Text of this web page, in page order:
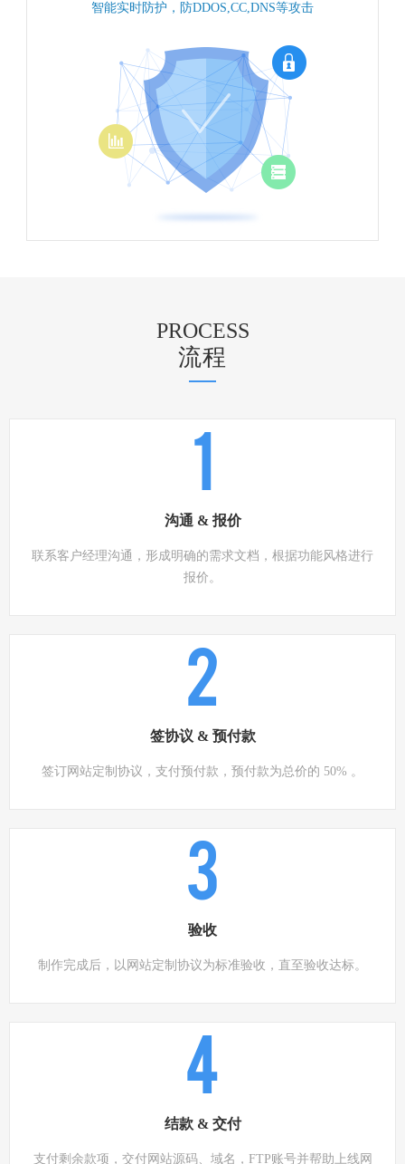
智能实时防护，防DDOS,CC,DNS等攻击
PROCESS
流程
沟通 & 报价
联系客户经理沟通，形成明确的需求文档，根据功能风格进行
报价。
2
签协议 & 预付款
签订网站定制协议，支付预付款，预付款为总价的 50% 。
3
验收
制作完成后，以网站定制协议为标准验收，直至验收达标。
4
结款 & 交付
支付剩余款项，交付网站源码、域名，FTP账号并帮助上线网